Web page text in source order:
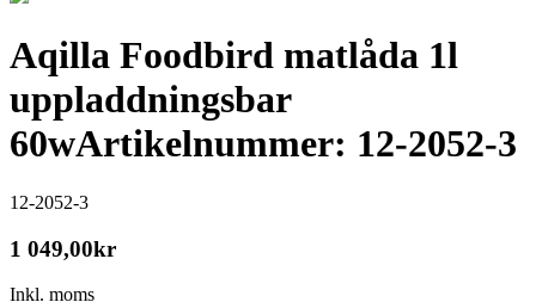
Aqilla Foodbird matlåda 1l
uppladdningsbar
60wArtikelnummer: 12-2052-3
12-2052-3
1 049,00kr
Inkl. moms